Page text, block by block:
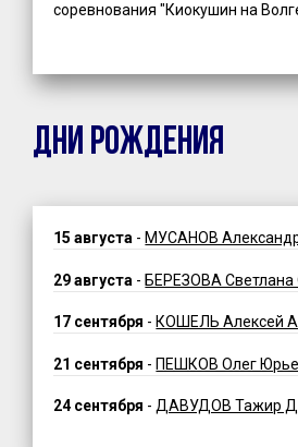
соревнования "Киокушин на
ДНИ РОЖДЕНИЯ
15 августа - МУСАНОВ
29 августа - БЕРЕЗОВА Светлана
17 сентября - КОШЕЛЬ Алексей
21 сентября - ПЕШКОВ Олег
24 сентября -ДАВУДОВ Тажир